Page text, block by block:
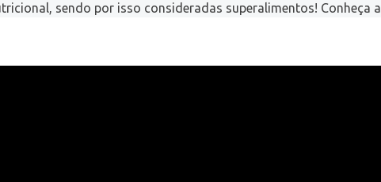
sendo por isso consideradas superalimentos! Conheça